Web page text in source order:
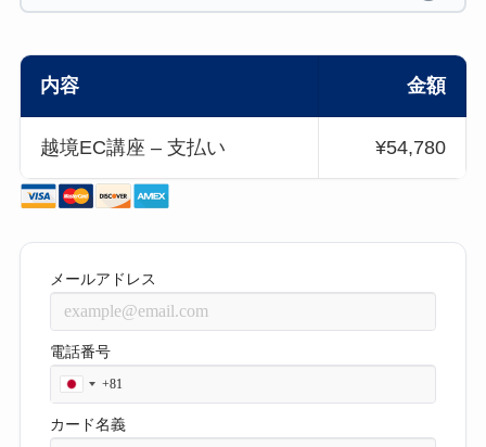
内容 金額
越境EC講座 – 支払い ¥54,780